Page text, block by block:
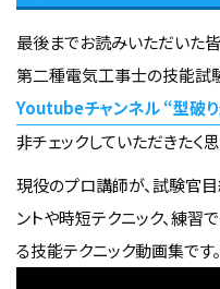
最後までお読みいただいた皆
第二種電気工事士の技能試
Youtubeチャンネル “型破
非チェックしていただきたく思
現役のプロ講師が、試験官目
ントや時短テクニック、練習
る技能テクニック動画集です